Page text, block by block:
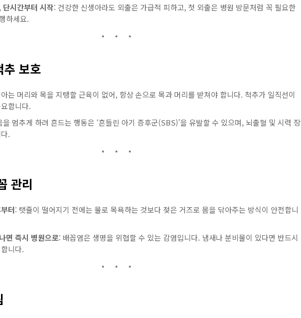
시간부터 시작: 건강한 신생아라도 외출은 가급적 피하고, 첫 외출은 병원 방문처럼 꼭 필요한
하세요.
보호
는 머리와 목을 지탱할 근육이 없어, 항상 손으로 목과 머리를 받쳐야 합니다. 척추가 일직선이
합니다.
을 멈추게 하려 흔드는 행동은 ‘흔들린 아기 증후군(SBS)’을 유발할 수 있으며, 뇌출혈 및 시력 장
.
관리
터: 탯줄이 떨어지기 전에는 물로 목욕하는 것보다 젖은 거즈로 몸을 닦아주는 방식이 안전합니
면 즉시 병원으로: 배꼽염은 생명을 위협할 수 있는 감염입니다. 냄새나 분비물이 있다면 반드시
니다.